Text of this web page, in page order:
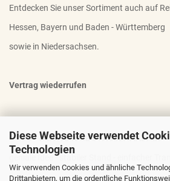
Diese Webseite verwendet
Technologien
Wir verwenden Cookies und ähnliche
Drittanbietern, um die ordentliche
Entdecken Sie unser Sortiment auch auf
Hessen, Bayern und Baden - Württemberg
sowie in Niedersachsen.
Vertrag wiederrufen
OTTO - DER FAMOSE STAUDENHALTER
geniale Idee - stabiler Stand - einfacher